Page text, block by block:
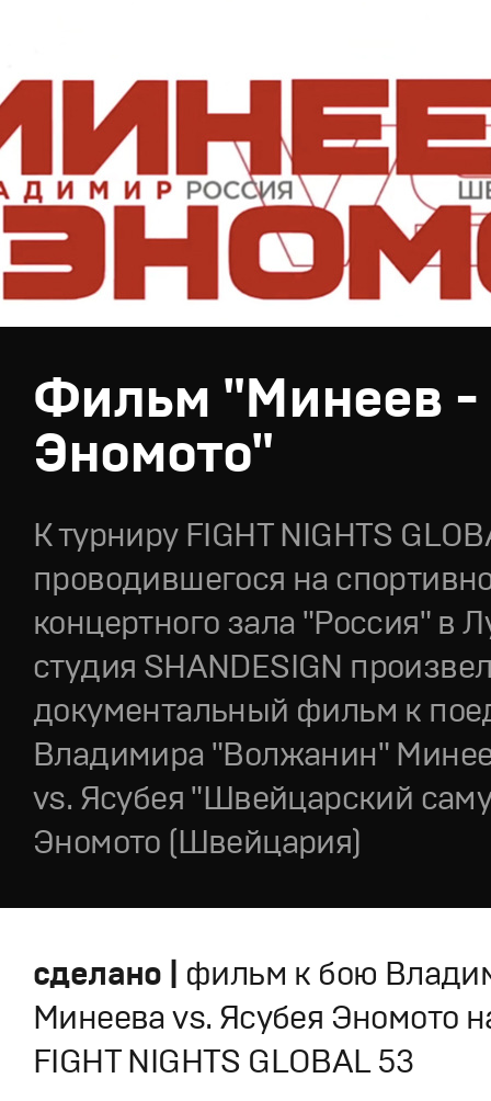
Фильм "Минеев -
Эномото"
К турниру FIGHT NIGHTS
проводившегося на
концертного зала "Россия" в
студия SHANDESIGN
документальный фильм к
Владимира "Волжанин"
vs. Ясубея "Швейцарский
Эномото (Швейцария)
сделано | фильм к бою
Минеева vs. Ясубея Эномото
FIGHT NIGHTS GLOBAL 53